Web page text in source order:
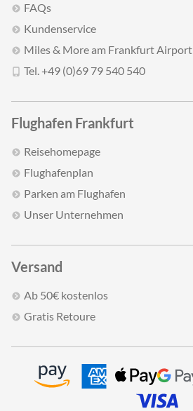
FAQs
Kundenservice
Miles & More am Frankfurt Airport
Tel. +49 (0)69 79 540 540
Flughafen Frankfurt
Reisehomepage
Flughafenplan
Parken am Flughafen
Unser Unternehmen
Versand
Ab 50€ kostenlos
Gratis Retoure